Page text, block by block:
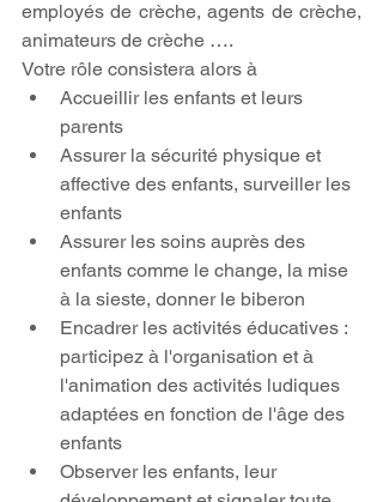
employés de crèche, agents de crèche,
animateurs de crèche ….
Votre rôle consistera alors à
Accueillir les enfants et leurs
parents
Assurer la sécurité physique et
affective des enfants, surveiller les
enfants
Assurer les soins auprès des
enfants comme le change, la mise
à la sieste, donner le biberon
Encadrer les activités éducatives :
participez à l'organisation et à
l'animation des activités ludiques
adaptées en fonction de l'âge des
enfants
Observer les enfants, leur